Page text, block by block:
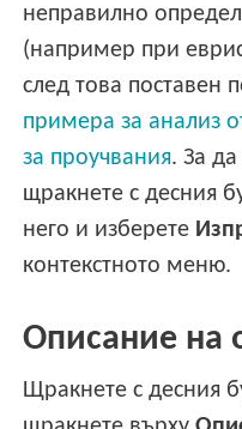
неправилно
(например при
след това поставен
примера за анализ
за проучвания. За
щракнете с десния
него и изберете
контекстното меню.
Описание на
Щракнете с десния